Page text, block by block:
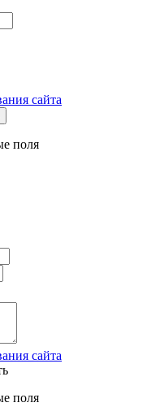
сайта
поля
сайта
поля